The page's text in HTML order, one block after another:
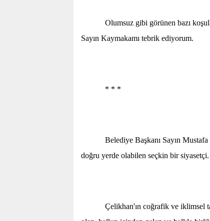
Olumsuz gibi görünen bazı koşulları
Sayın Kaymakamı tebrik ediyorum.
* * *
Belediye Başkanı Sayın Mustafa
doğru yerde olabilen seçkin bir siyasetçi.
Çelikhan'ın coğrafik ve iklimsel talihi